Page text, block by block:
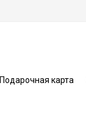
Подарочная карта